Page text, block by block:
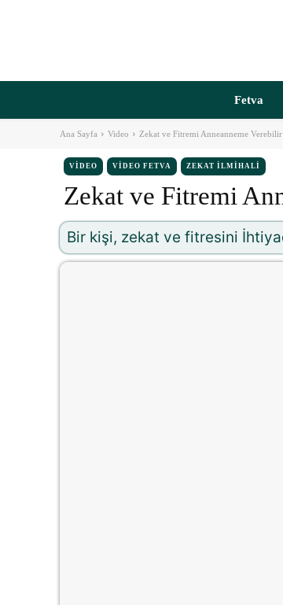
Fetva
Ana Sayfa Video Zekat ve Fitremi Anneanneme
VIDEO VIDEO FETVA ZEKAT İLMIHALI
Zekat ve Fitremi
Bir kişi, zekat ve fitresini